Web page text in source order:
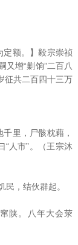
定额。】毅宗崇祯
又增“剿饷”二百八
征共二百四十三万
里，尸骸枕藉，
人市”。（王宗沐
，结伙群起。
陕。八年大会荥